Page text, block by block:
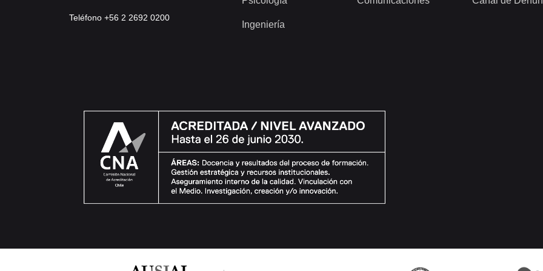
Teléfono +56 2 2692 0200
Ingeniería